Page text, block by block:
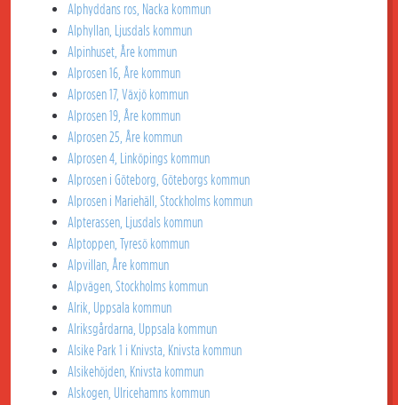
Alphyddans ros, Nacka kommun
Alphyllan, Ljusdals kommun
Alpinhuset, Åre kommun
Alprosen 16, Åre kommun
Alprosen 17, Växjö kommun
Alprosen 19, Åre kommun
Alprosen 25, Åre kommun
Alprosen 4, Linköpings kommun
Alprosen i Göteborg, Göteborgs kommun
Alprosen i Mariehäll, Stockholms kommun
Alpterassen, Ljusdals kommun
Alptoppen, Tyresö kommun
Alpvillan, Åre kommun
Alpvägen, Stockholms kommun
Alrik, Uppsala kommun
Alriksgårdarna, Uppsala kommun
Alsike Park 1 i Knivsta, Knivsta kommun
Alsikehöjden, Knivsta kommun
Alskogen, Ulricehamns kommun